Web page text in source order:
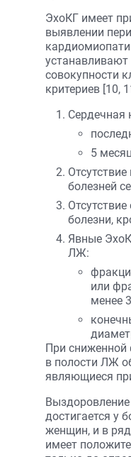
ЭхоКГ имеет
выявлении
устанавливают
совокупности
критериев [10,
Сердечная
5
болезней
болезни,
Явные
ЛЖ:
или
менее
При сниженной
в полости ЛЖ
являющиеся
достигается у
женщин, и в
имеет